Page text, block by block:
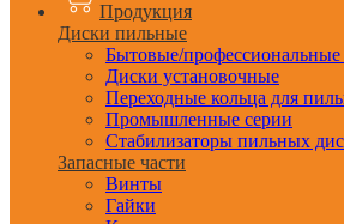
Продукция
Диски пильные
Бытовые/профессиональные
Диски установочные
Переходные кольца для
Промышленные серии
Стабилизаторы пильных
Запасные части
Винты
Гайки